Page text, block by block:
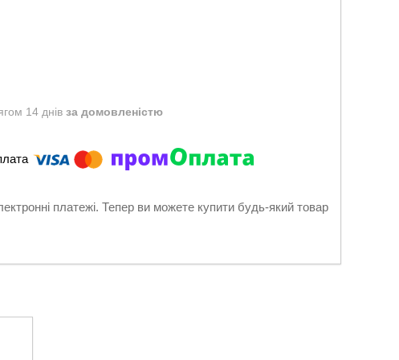
14 днів за домовленістю
платежі. Тепер ви можете купити будь-який товар